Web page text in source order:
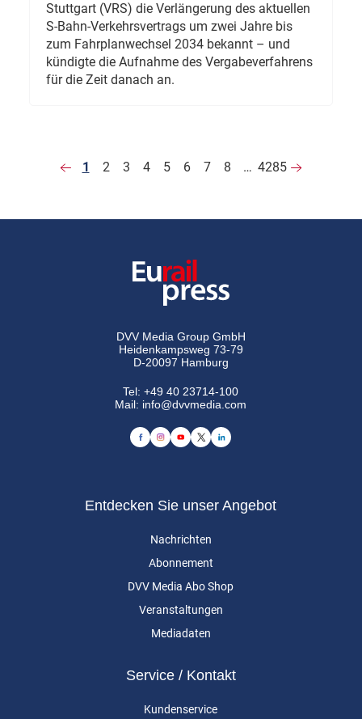
Stuttgart (VRS) die Verlängerung des aktuellen
S-Bahn-Verkehrsvertrags um zwei Jahre bis
zum Fahrplanwechsel 2034 bekannt – und
kündigte die Aufnahme des Vergabeverfahrens
für die Zeit danach an.
1 2 3 4 5 6 7 8 … 4285
DVV Media Group GmbH
Heidenkampsweg 73-79
D-20097 Hamburg
Tel:+49 40 23714-100
Mail: info@dvvmedia.com
Entdecken Sie unser Angebot
Nachrichten
Abonnement
DVV Media Abo Shop
Veranstaltungen
Mediadaten
Service / Kontakt
Kundenservice